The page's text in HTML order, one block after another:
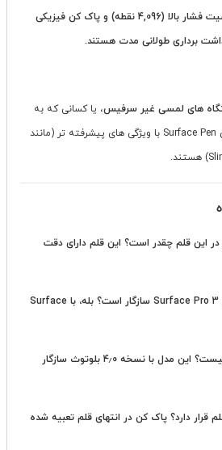
به دنبال یک قلم با حساسیت فشار بالا (4,096 نقطه) و پاک کن فیزیکی
برداری طولانی مدت هستند.
های لمسی غیر سرفیس، یا کسانی که به
دنبال جدیدترین مدل های Surface Pen با ویژگی های پیشرفته تر (مانند
این قلم چقدر است؟ این قلم دارای دقت
بله، با Surface
این مدل با نسخه 4٫0 بلوتوث سازگار
قرار دارد؟ پاک کن در انتهای قلم تعبیه شده